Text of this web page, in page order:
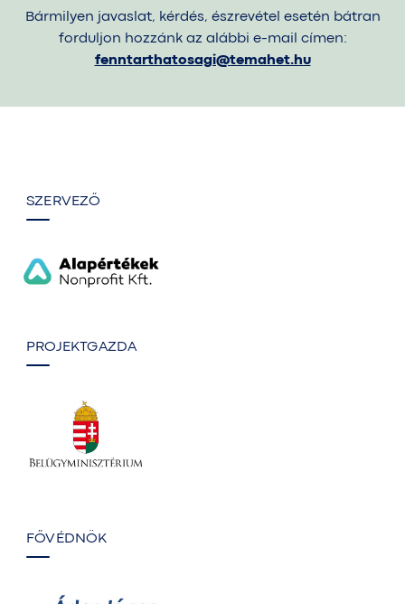
Bármilyen javaslat, kérdés, észrevétel esetén bátran
forduljon hozzánk az alábbi e-mail címen:
fenntarthatosagi@temahet.hu
SZERVEZŐ
PROJEKTGAZDA
FŐVÉDNÖK